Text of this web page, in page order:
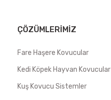
ÇÖZÜMLERIMIZ
Fare Haşere Kovucular
Kedi Köpek Hayvan Kovucular
Kuş Kovucu Sistemler